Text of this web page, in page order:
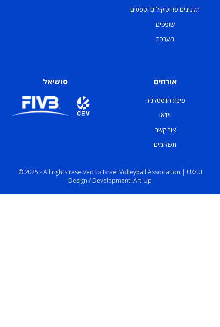
תקנונים פרוטוקולים וטפסים
שופטים
מערכת
אורחים
פינת הווסטלגיה
וידאו
צור קשר
תשלומים
סושיאל
© 2025 - All rights reserved to Israel Volleyball Association | UX/UI
Design / Development: Art-Up